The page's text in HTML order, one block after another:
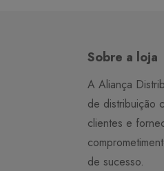
Sobre a loja
A Aliança
de distribuição
clientes e
de sucesso.